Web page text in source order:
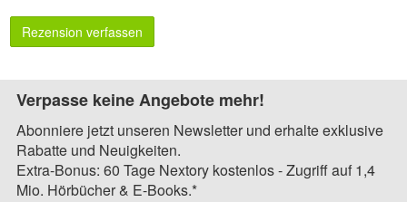
Rezension verfassen
Verpasse keine Angebote mehr!
Abonniere jetzt unseren Newsletter und erhalte exklusive
Rabatte und Neuigkeiten.
Extra-Bonus: 60 Tage Nextory kostenlos - Zugriff auf 1,4
Mio. Hörbücher & E-Books.*